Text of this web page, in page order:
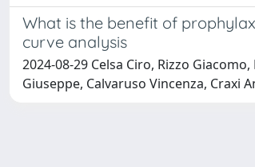
What is the benefit of
curve analysis
2024-08-29 Celsa Ciro, Rizzo
Giuseppe, Calvaruso Vincenza, Craxi